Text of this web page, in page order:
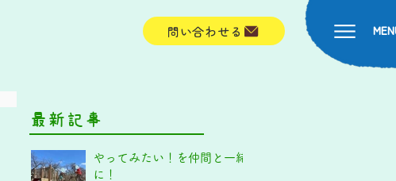
問い合わせる
最新記事
やってみたい！を仲間と一緒
に！